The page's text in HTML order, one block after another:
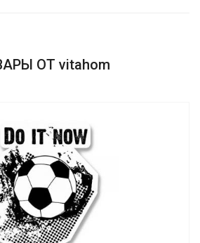
ОТ vitahom